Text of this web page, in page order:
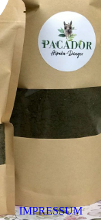
IMPRESSUM